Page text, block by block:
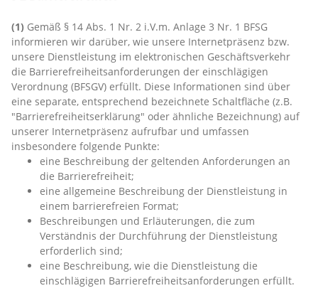
(1) Gemäß § 14 Abs. 1 Nr. 2 i.V.m. Anlage 3 Nr. 1 BFSG
informieren wir darüber, wie unsere Internetpräsenz bzw.
unsere Dienstleistung im elektronischen Geschäftsverkehr
die Barrierefreiheitsanforderungen der einschlägigen
Verordnung (BFSGV) erfüllt. Diese Informationen sind über
eine separate, entsprechend bezeichnete Schaltfläche (z.B.
"Barrierefreiheitserklärung" oder ähnliche Bezeichnung) auf
unserer Internetpräsenz aufrufbar und umfassen
insbesondere folgende Punkte:
eine Beschreibung der geltenden Anforderungen an
die Barrierefreiheit;
eine allgemeine Beschreibung der Dienstleistung in
einem barrierefreien Format;
Beschreibungen und Erläuterungen, die zum
Verständnis der Durchführung der Dienstleistung
erforderlich sind;
eine Beschreibung, wie die Dienstleistung die
einschlägigen Barrierefreiheitsanforderungen erfüllt.